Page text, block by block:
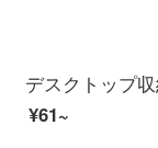
¥61~